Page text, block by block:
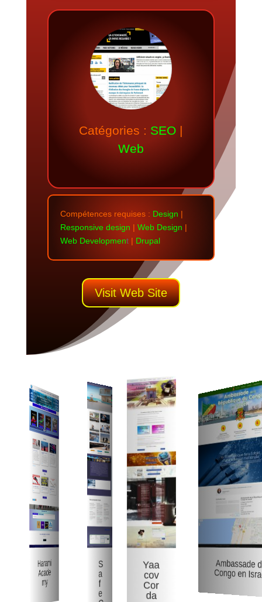
Catégories : SEO |
Web
Compétences requises: Design |
Responsive design | Web Design |
Web Development | Drupal
Visit Web Site
Yaa
cov
Ambassade du
Congo en Israel